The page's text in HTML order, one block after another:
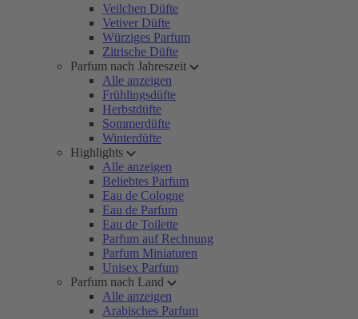
Veilchen Düfte
Vetiver Düfte
Würziges Parfum
Zitrische Düfte
Parfum nach Jahreszeit
Alle anzeigen
Frühlingsdüfte
Herbstdüfte
Sommerdüfte
Winterdüfte
Highlights
Alle anzeigen
Beliebtes Parfum
Eau de Cologne
Eau de Parfum
Eau de Toilette
Parfum auf Rechnung
Parfum Miniaturen
Unisex Parfum
Parfum nach Land
Alle anzeigen
Arabisches Parfum